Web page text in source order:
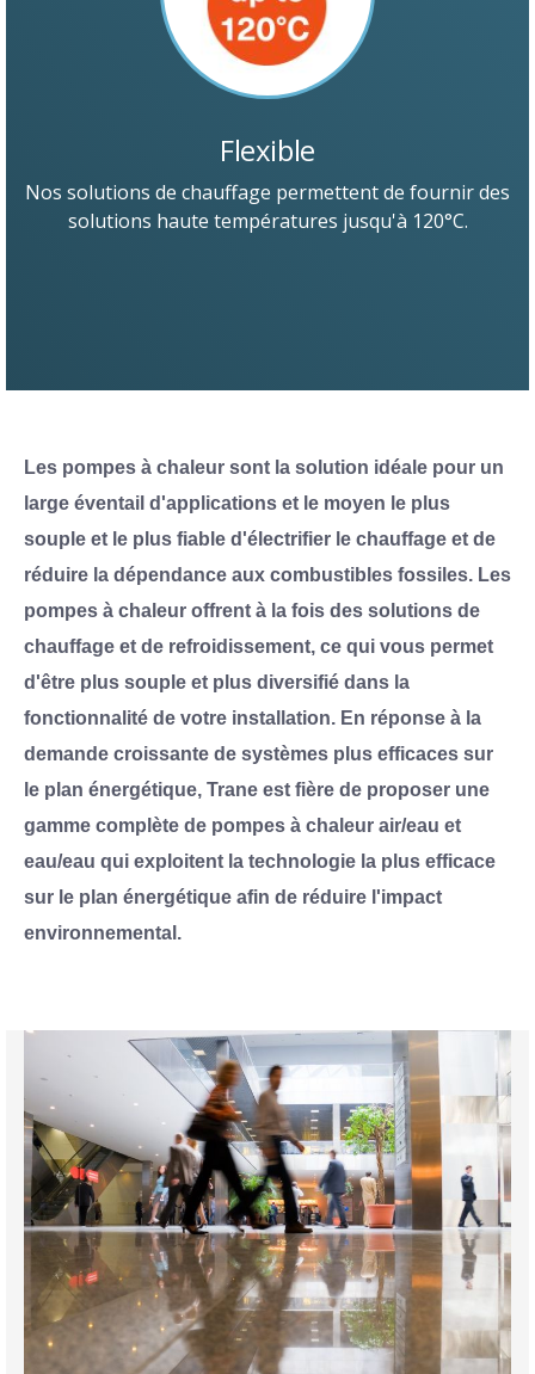
Flexible
Nos solutions de chauffage permettent de fournir des
solutions haute températures jusqu'à 120°C.
Les pompes à chaleur sont la solution idéale pour un
large éventail d'applications et le moyen le plus
souple et le plus fiable d'électrifier le chauffage et de
réduire la dépendance aux combustibles fossiles. Les
pompes à chaleur offrent à la fois des solutions de
chauffage et de refroidissement, ce qui vous permet
d'être plus souple et plus diversifié dans la
fonctionnalité de votre installation. En réponse à la
demande croissante de systèmes plus efficaces sur
le plan énergétique, Trane est fière de proposer une
gamme complète de pompes à chaleur air/eau et
eau/eau qui exploitent la technologie la plus efficace
sur le plan énergétique afin de réduire l'impact
environnemental.